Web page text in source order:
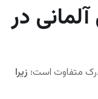
در
متفاوت است؛ زیرا